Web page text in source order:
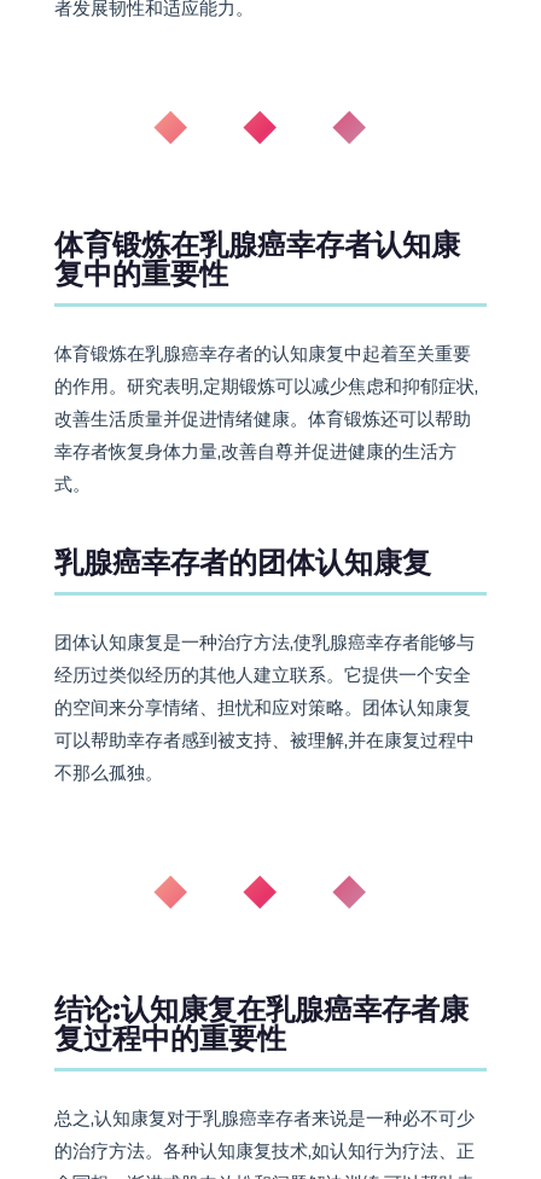
幸存者恢复身体力量,改善自尊并促进健康的生活方
乳腺癌幸存者的团体认知康复
经历过类似经历的其他人建立联系。它提供一个安全
的空间来分享情绪、担忧和应对策略。团体认知康复
可以帮助幸存者感到被支持、被理解,并在康复过程中
不那么孤独。
◆ ◆ ◆
结论:认知康复在乳腺癌幸存者康
复过程中的重要性
存者应对乳腺癌的心理影响并改善他们的生活质量。
要性,并提供适当的支持以帮助他们克服所面临的挑战
至关重要。